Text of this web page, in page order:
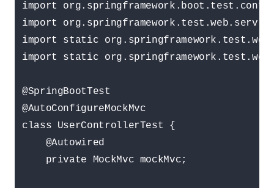
import
import
import static
import static
@SpringBootTest
@AutoConfigureMockMvc
class UserControllerTest {
    @Autowired
    private MockMvc mockMvc;